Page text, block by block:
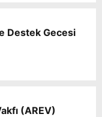
Destek Gecesi
(AREV)